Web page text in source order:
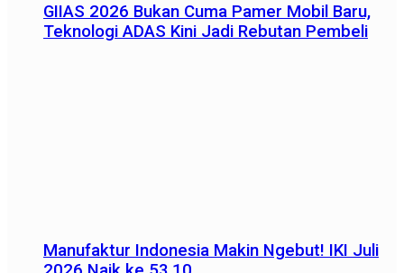
GIIAS 2026 Bukan Cuma Pamer Mobil Baru,
Teknologi ADAS Kini Jadi Rebutan Pembeli
Manufaktur Indonesia Makin Ngebut! IKI Juli